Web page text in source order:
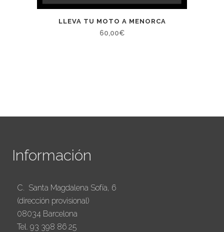
LLEVA TU MOTO A MENORCA
60,00€
Información
C. Santa Magdalena Sofía, 6
(dirección provisional)
08034 Barcelona
Tel. 93 398 86 25